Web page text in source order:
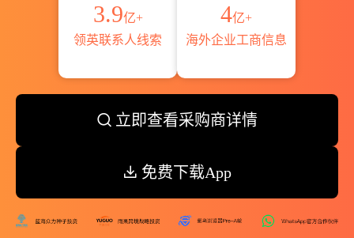
3.9亿+
领英联系人线索
4亿+
海外企业工商信息
立即查看采购商详情
免费下载App